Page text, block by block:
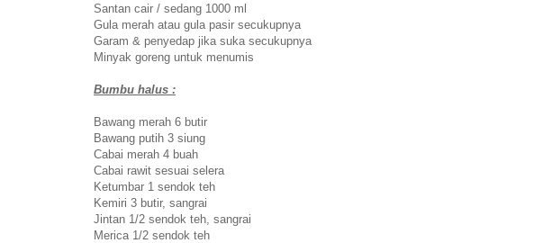
Santan cair / sedang 1000 ml
Gula merah atau gula pasir secukupnya
Garam & penyedap jika suka secukupnya
Minyak goreng untuk menumis
Bumbu halus :
Bawang merah 6 butir
Bawang putih 3 siung
Cabai merah 4 buah
Cabai rawit sesuai selera
Ketumbar 1 sendok teh
Kemiri 3 butir, sangrai
Jintan 1/2 sendok teh, sangrai
Merica 1/2 sendok teh